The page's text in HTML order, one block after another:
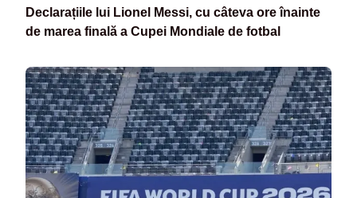
Declarațiile lui Lionel Messi, cu câteva ore înainte
de marea finală a Cupei Mondiale de fotbal